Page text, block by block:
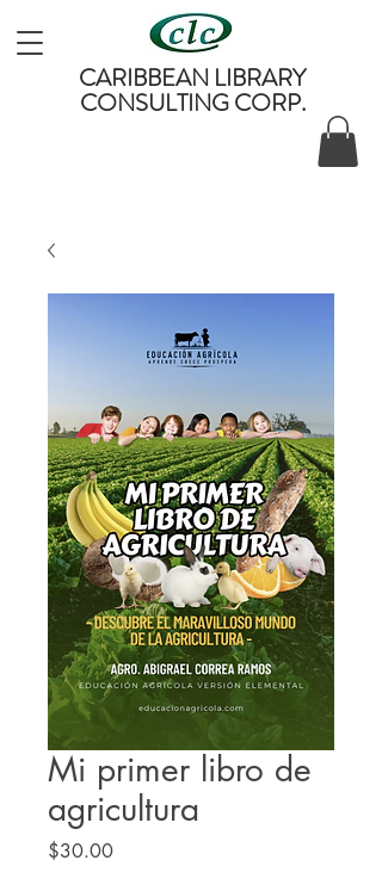
CARIBBEAN LIBRARY
CONSULTING CORP.
Mi primer libro de
agricultura
$30.00Precio